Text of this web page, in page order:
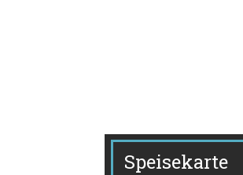
Speisekarte